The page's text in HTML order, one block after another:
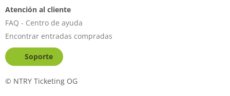
Atención al cliente
FAQ - Centro de ayuda
Encontrar entradas compradas
Soporte
© NTRY Ticketing OG